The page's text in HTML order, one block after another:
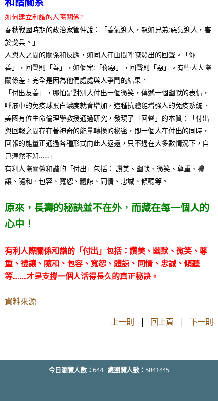
如何建立和諧的人際關係?
春秋戰國時期的政治家管仲說：「善氣迎人，親如兄弟;惡氣迎人，害
於戈兵。」
人與人之間的關係和反應，如同人在山間呼喊發出的回聲。「你
善」，回聲則「善」，如個案;「你惡」，回聲則「惡」。有些人人際
關係差，完全是因為他們處處與人爭鬥的結果。
「付出友善」，哪怕是對別人付出一個微笑，傳遞一個幽默的表情，
唾液中的免疫球蛋白濃度就會增加，這種抗體能增強人的免疫系統。
美國有位生命倫理學教授通過研究，發現了「回聲」的本質：「付出
與回報之間存在著神奇的能量轉換的秘密，即一個人在付出的同時，
回報的能量正通過各種形式向此人返還，只不過在大多數情況下，自
己渾然不知……」
有利人際關係和諧的「付出」包括： 讚美、幽默、微笑、尊重、禮
讓、隨和、包容、寬恕、體諒、同情、忠誠、傾聽等。
原來，長壽的秘訣並不在外，而藏在每一個人的
心中！
有利人際關係和諧的「付出」包括：讚美、幽默、微笑、尊
重、禮讓、隨和、包容、寬恕、體諒、同情、忠誠、傾聽
等……才是支撐一個人活得長久的真正秘訣。
資料來源
上一則 | 回上頁 | 下一則
今日瀏覽人數： 644 總瀏覽人數： 5841445